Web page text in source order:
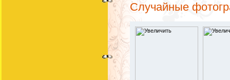
Случайные